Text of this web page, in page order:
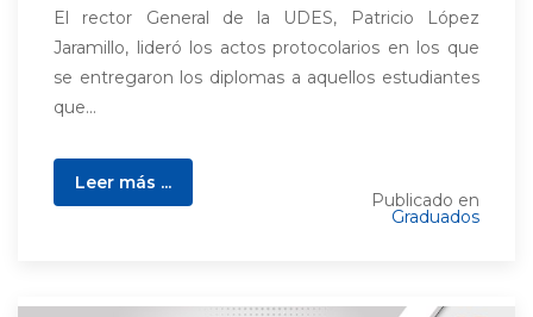
El rector General de la UDES, Patricio López
Jaramillo, lideró los actos protocolarios en los que
se entregaron los diplomas a aquellos estudiantes
que...
Leer más ...
Publicado en
Graduados